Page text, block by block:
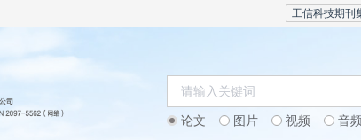
工信科技期刊
论文 图片 视频 音频